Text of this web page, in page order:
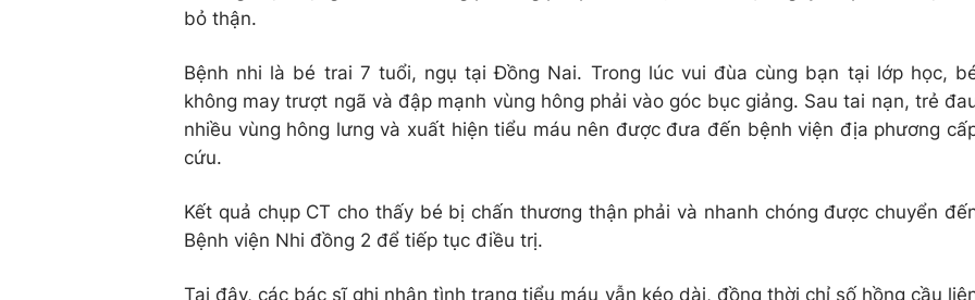
bỏ thận.
Bệnh nhi là bé trai 7 tuổi, ngụ tại Đồng Nai. Trong lúc vui đùa cùng bạn tại lớp học,
không may trượt ngã và đập mạnh vùng hông phải vào góc bục giảng. Sau tai nạn, trẻ
nhiều vùng hông lưng và xuất hiện tiểu máu nên được đưa đến bệnh viện địa phương
cứu.
Kết quả chụp CT cho thấy bé bị chấn thương thận phải và nhanh chóng được chuyển
Bệnh viện Nhi đồng 2 để tiếp tục điều trị.
Tại đây, các bác sĩ ghi nhận tình trạng tiểu máu vẫn kéo dài, đồng thời chỉ số hồng cầu